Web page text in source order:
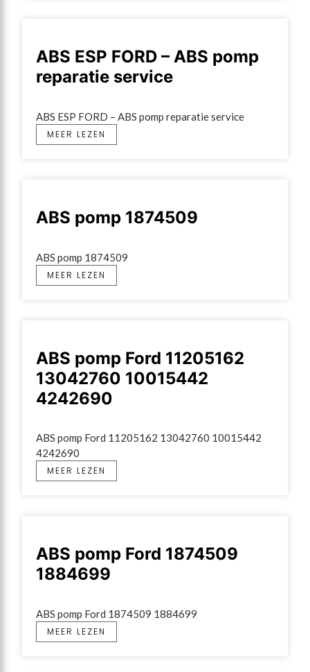
ABS ESP FORD – ABS pomp
reparatie service
ABS ESP FORD – ABS pomp reparatie service
MEER LEZEN
ABS pomp 1874509
ABS pomp 1874509
MEER LEZEN
ABS pomp Ford 11205162
13042760 10015442
4242690
ABS pomp Ford 11205162 13042760 10015442
4242690
MEER LEZEN
ABS pomp Ford 1874509
1884699
ABS pomp Ford 1874509 1884699
MEER LEZEN